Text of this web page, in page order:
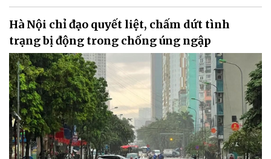
Hà Nội chỉ đạo quyết liệt, chấm dứt tình
trạng bị động trong chống úng ngập